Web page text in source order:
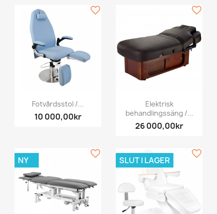
Fotvårdsstol /...
10 000,00kr
favorite_border
Elektrisk
behandlingssäng /...
26 000,00kr
favorite_border
NY
favorite_border
SLUT I LAGER
favorite_border